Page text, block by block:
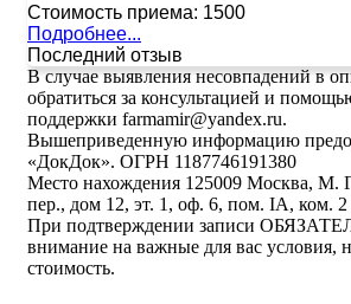
Стоимость приема: 1500
Подробнее...
Последний отзыв
В случае выявления несовпадений в
обратиться за консультацией и
поддержки farmamir@yandex.ru.
Вышеприведенную информацию
«ДокДок». ОГРН 1187746191380
Место нахождения 125009 Москва, М.
пер., дом 12, эт. 1, оф. 6, пом. IA, ком. 2
При подтверждении записи
внимание на важные для вас условия,
стоимость.